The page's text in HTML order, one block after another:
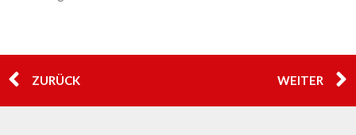
ZURÜCK WEITER